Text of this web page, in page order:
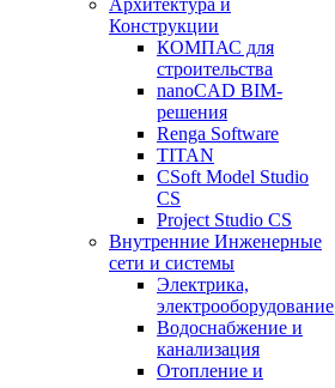
Архитектура и
Конструкции
КОМПАС для
строительства
nanoCAD BIM-
решения
Renga Software
TITAN
CSoft Model Studio
CS
Project Studio CS
Внутренние Инженерные
сети и системы
Электрика,
электрооборудование
Водоснабжение и
канализация
Отопление и